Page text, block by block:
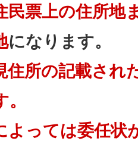
民票上の住所地
になります。
住所の記載さ
よっては委任状